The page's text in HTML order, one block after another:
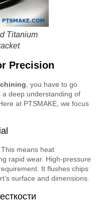
Titanium
Precision
, you have to go
deep understanding of
at PTSMAKE, we focus
means heat
rapid wear. High-pressure
It flushes chips
surface and dimensions.